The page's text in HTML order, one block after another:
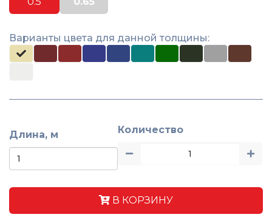
Варианты цвета для данной толщины:
Длина, м Количество
В КОРЗИНУ